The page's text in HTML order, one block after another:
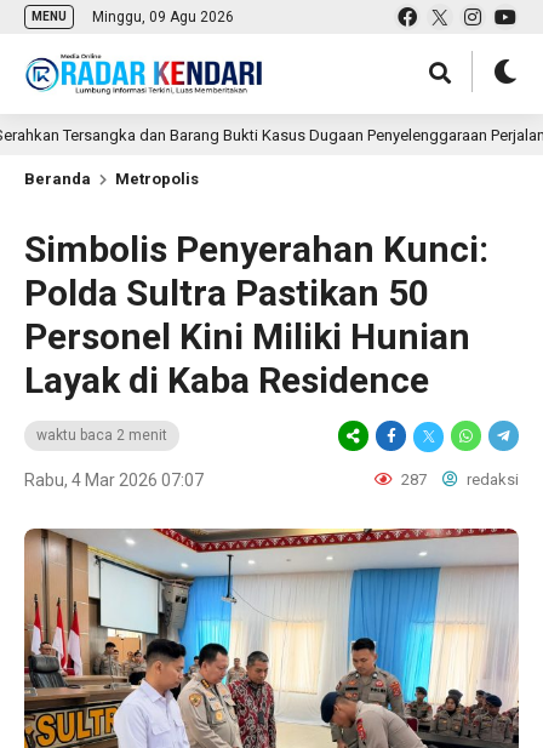
MENU Minggu, 09 Agu 2026
dan Barang Bukti Kasus Dugaan Penyelenggaraan Perjalanan
Beranda Metropolis
Simbolis Penyerahan Kunci:
Polda Sultra Pastikan 50
Personel Kini Miliki Hunian
Layak di Kaba Residence
waktu baca 2 menit
Rabu, 4 Mar 2026 07:07 287 redaksi